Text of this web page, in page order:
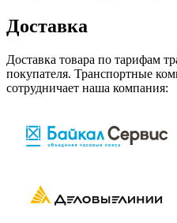
Доставка
Доставка товара по тарифам
покупателя. Транспортные
сотрудничает наша компания: